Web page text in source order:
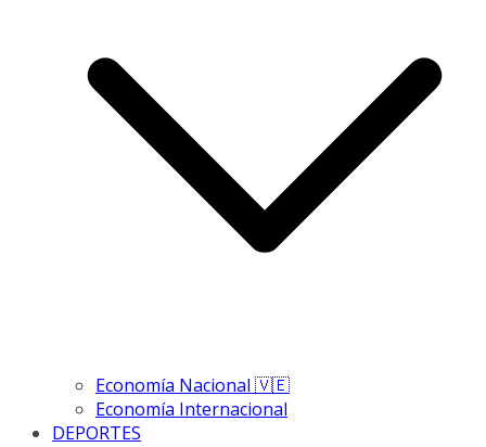
Economía Nacional 🇻🇪
Economía Internacional
DEPORTES